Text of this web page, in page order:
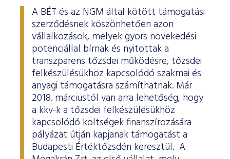
A BÉT és az NGM által kötött támogatási
szerződésnek köszönhetően azon
vállalkozások, melyek gyors növekedési
potenciállal bírnak és nyitottak a
transzparens tőzsdei működésre, tőzsdei
felkészülésükhöz kapcsolódó szakmai és
anyagi támogatásra számíthatnak. Már
2018. márciustól van arra lehetőség, hogy
a kkv-k a tőzsdei felkészülésükhöz
kapcsolódó költségek finanszírozására
pályázat útján kapjanak támogatást a
Budapesti Értéktőzsdén keresztül. A